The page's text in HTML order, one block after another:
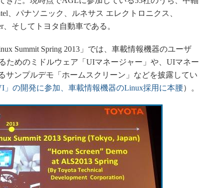
、パナソニック、ルネサス エレクトロニクス、
、そしてトヨタ自動車である。
Summit Spring 2013」では、車載情報機器のユーザ
ためのミドルウェア「UIマネージャー」や、UIマネー
サンプルデモ「ホームスクリーン」などを披露してい
」の開発に参加、車載情報機器のLinux採用に本腰）。